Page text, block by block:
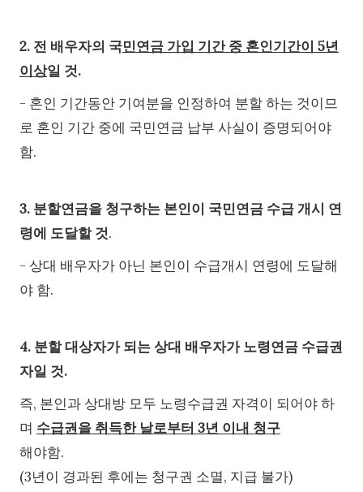
2. 전 배우자의 국민연금 가입 기간 중 혼인기간이 5년
이상일 것.
- 혼인 기간동안 기여분을 인정하여 분할 하는 것이므
로 혼인 기간 중에 국민연금 납부 사실이 증명되어야
함.
3. 분할연금을 청구하는 본인이 국민연금 수급 개시 연
령에 도달할 것.
- 상대 배우자가 아닌 본인이 수급개시 연령에 도달해
야 함.
4. 분할 대상자가 되는 상대 배우자가 노령연금 수급권
자일 것.
즉, 본인과 상대방 모두 노령수급권 자격이 되어야 하
며 수급권을 취득한 날로부터 3년 이내 청구
해야함.
(3년이 경과된 후에는 청구권 소멸, 지급 불가)